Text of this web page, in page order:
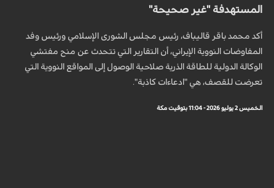
المستهدفة "غير صحيحة"
أكد محمد باقر قاليباف، رئيس مجلس الشورى الإسلامي ورئيس وفد
المفاوضات النووية الإيراني، أن التقارير التي تتحدث عن منح مفتشي
الوكالة الدولية للطاقة الذرية صلاحية الوصول إلى المواقع النووية التي
تعرضت للقصف، هي "ادعاءات كاذبة".
الخميس 2 يوليو 2026 - 11:04 بتوقيت مكة